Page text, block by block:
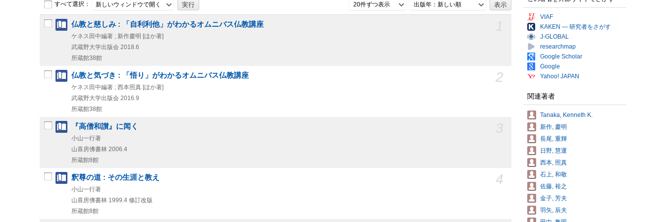
すべて選択： 新しいウィンドウで開く 20件ずつ表示 出版年：新しい順
仏教と慈しみ : 「自利利他」がわかるオムニバス仏教講座
ケネス田中編著 ; 新作慶明 [ほか著]
武蔵野大学出版会 2018.6
所蔵館38館
2
仏教と気づき : 「悟り」がわかるオムニバス仏教講座
ケネス田中編著 ; 西本照真 [ほか著]
武蔵野大学出版会 2016.9
所蔵館38館
『高僧和讃』に闻く
小山一行著
山喜房佛書林 2006.4
所蔵館8館
4
釈尊の道 : その生涯と教え
小山一行著
山喜房佛書林 1999.4 修訂改版
所蔵館8館
VIAF
KAKEN — 研究者をさがす
J-GLOBAL
researchmap
Google Scholar
Google
Yahoo! JAPAN
関連著者
Tanaka, Kenneth K.
新作, 慶明
長尾, 重輝
日野, 慧運
西本, 照真
石上, 和敬
佐藤, 裕之
金子, 芳夫
羽矢, 辰夫